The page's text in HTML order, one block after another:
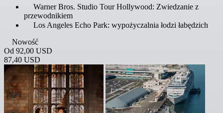
Warner Bros. Studio Tour Hollywood: Zwiedzanie z
przewodnikiem
Los Angeles Echo Park: wypożyczalnia łodzi łabędzich
Nowość
Od 92,00 USD
87,40 USD